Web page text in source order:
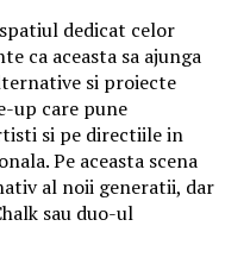
dedicat celor
ca aceasta sa ajunga
si proiecte
up care pune
si pe directiile in
Pe aceasta scena
al noii generatii, dar
sau duo-ul